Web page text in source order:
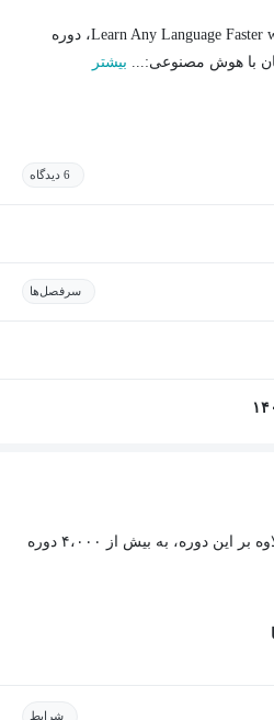
Learn Any Language Faster with AI: ChatGPT NotebookLM، دوره
با هوش مصنوعی:... بیشتر
6 دیدگاه
سرفصل‌ها
با خرید اشتراک مکتب‌پلاس، علاوه بر این دوره، به بیش از ۴،۰۰۰ دوره
شرایط